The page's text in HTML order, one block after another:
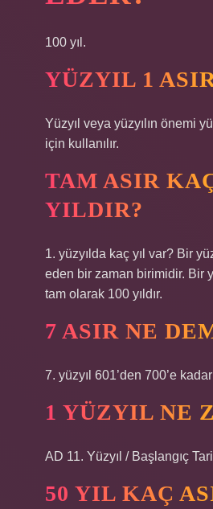
100 yıl.
YÜZYIL 1
Yüzyıl veya yüzyılın önemi
için kullanılır.
TAM ASIR
YILDIR?
1. yüzyılda kaç yıl var? Bir
eden bir zaman birimidir. Bir
tam olarak 100 yıldır.
7 ASIR NE
7. yüzyıl 601’den 700’e
1 YÜZYIL NE
AD 11. Yüzyıl / Başlangıç
50 YIL KAÇ